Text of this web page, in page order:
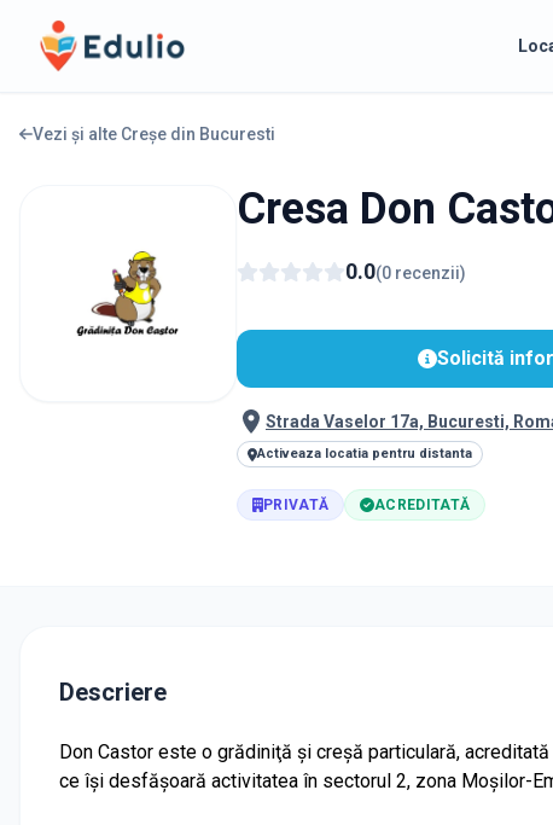
Edulio
Vezi și alte Creșe din Bucuresti
Cresa Don
0.0(0 recenzii)
Solicită
Strada Vaselor 17a, Bucuresti,
Activeaza locatia pentru distanta
PRIVATĂ ACREDITATĂ
Descriere
Don Castor este o grădiniţă și creșă particulară,
ce îşi desfăşoară activitatea în sectorul 2, zona Moșilor-